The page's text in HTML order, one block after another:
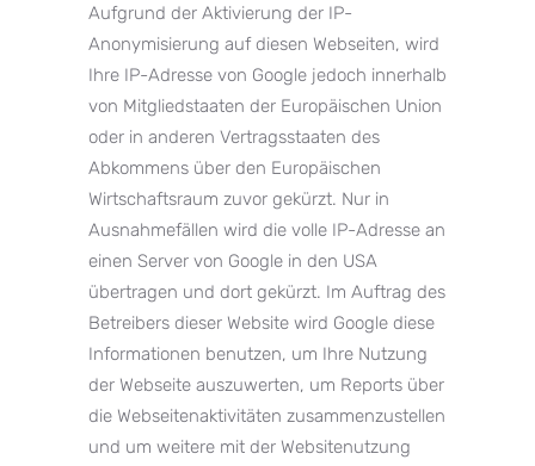
Aufgrund der Aktivierung der IP-
Anonymisierung auf diesen Webseiten, wird
Ihre IP-Adresse von Google jedoch innerhalb
von Mitgliedstaaten der Europäischen Union
oder in anderen Vertragsstaaten des
Abkommens über den Europäischen
Wirtschaftsraum zuvor gekürzt. Nur in
Ausnahmefällen wird die volle IP-Adresse an
einen Server von Google in den USA
übertragen und dort gekürzt. Im Auftrag des
Betreibers dieser Website wird Google diese
Informationen benutzen, um Ihre Nutzung
der Webseite auszuwerten, um Reports über
die Webseitenaktivitäten zusammenzustellen
und um weitere mit der Websitenutzung